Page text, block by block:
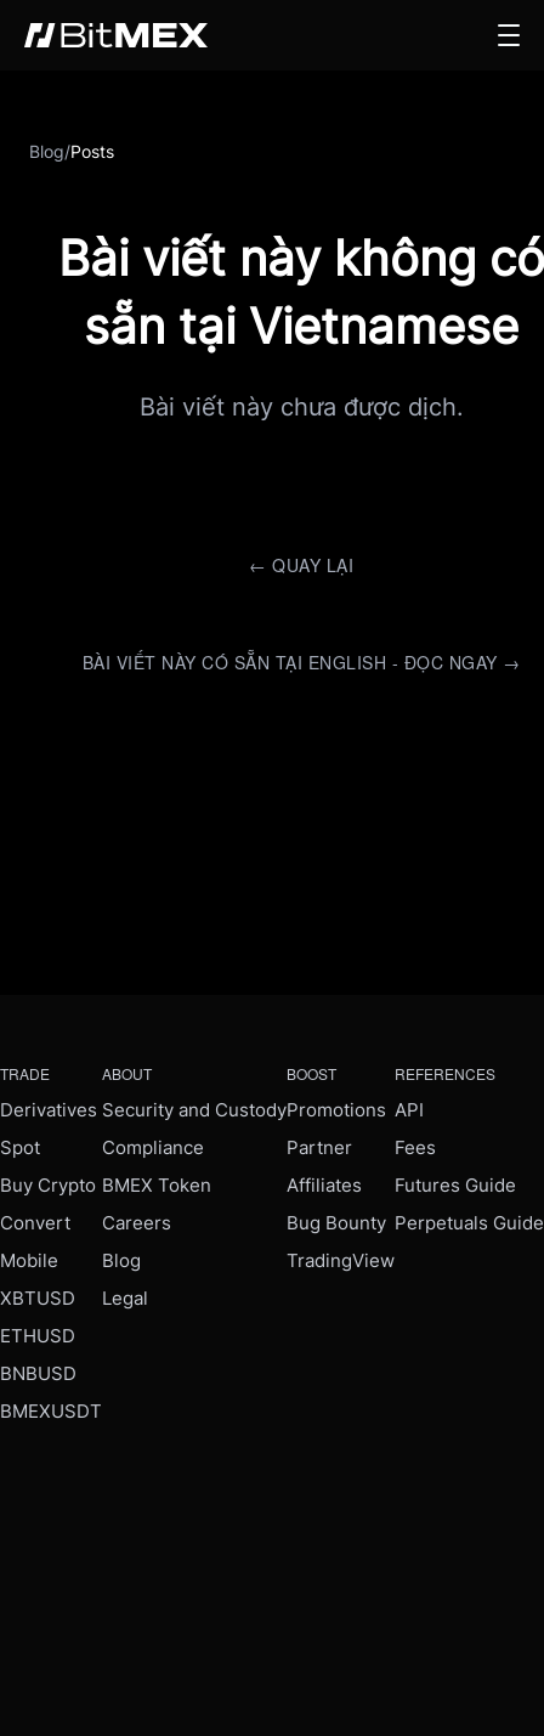
Blog/Posts
Bài viết này không có
sẵn tại Vietnamese
Bài viết này chưa được dịch.
← QUAY LẠI
BÀI VIẾT NÀY CÓ SẴN TẠI ENGLISH - ĐỌC NGAY →
TRADE
Derivatives
Spot
Buy Crypto
Convert
Mobile
XBTUSD
ETHUSD
BNBUSD
BMEXUSDT
ABOUT
Security and Custody
Compliance
BMEX Token
Careers
Blog
Legal
BOOST
Promotions
Partner
Affiliates
Bug Bounty
TradingView
REFERENCES
API
Fees
Futures Guide
Perpetuals Guide